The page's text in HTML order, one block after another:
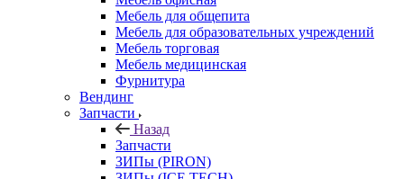
Мебель для общепита
Мебель для образовательных учреждений
Мебель торговая
Мебель медицинская
Фурнитура
Вендинг
Запчасти
Назад
Запчасти
ЗИПы (PIRON)